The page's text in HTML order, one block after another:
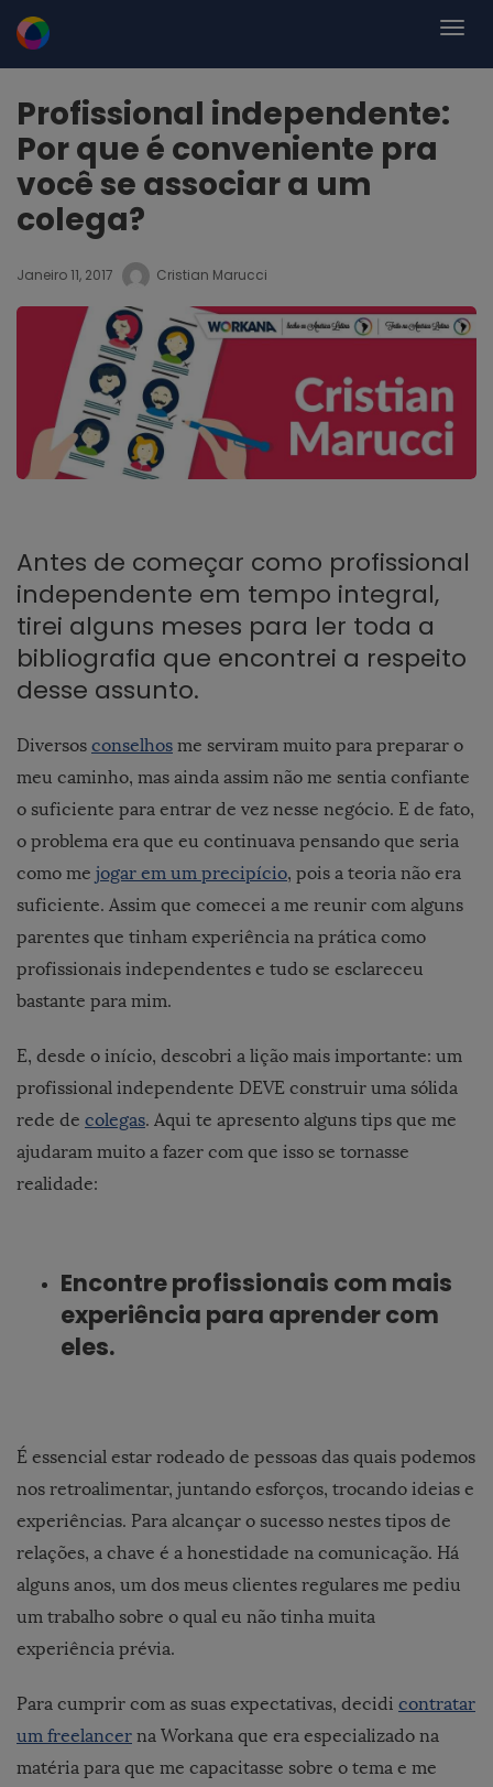
Profissional independente:
Por que é conveniente pra
você se associar a um
colega?
Janeiro 11, 2017 Cristian Marucci
Antes de começar como profissional
independente em tempo integral,
tirei alguns meses para ler toda a
bibliografia que encontrei a respeito
desse assunto.
Diversos conselhos me serviram muito para preparar o
meu caminho, mas ainda assim não me sentia confiante
o suficiente para entrar de vez nesse negócio. E de fato,
o problema era que eu continuava pensando que seria
como me jogar em um precipício, pois a teoria não era
suficiente. Assim que comecei a me reunir com alguns
parentes que tinham experiência na prática como
profissionais independentes e tudo se esclareceu
bastante para mim.
E, desde o início, descobri a lição mais importante: um
profissional independente DEVE construir uma sólida
rede de colegas. Aqui te apresento alguns tips que me
ajudaram muito a fazer com que isso se tornasse
realidade:
Encontre profissionais com mais
experiência para aprender com
eles.
É essencial estar rodeado de pessoas das quais podemos
nos retroalimentar, juntando esforços, trocando ideias e
experiências. Para alcançar o sucesso nestes tipos de
relações, a chave é a honestidade na comunicação. Há
alguns anos, um dos meus clientes regulares me pediu
um trabalho sobre o qual eu não tinha muita
experiência prévia.
Para cumprir com as suas expectativas, decidi contratar
um freelancer na Workana que era especializado na
matéria para que me capacitasse sobre o tema e me